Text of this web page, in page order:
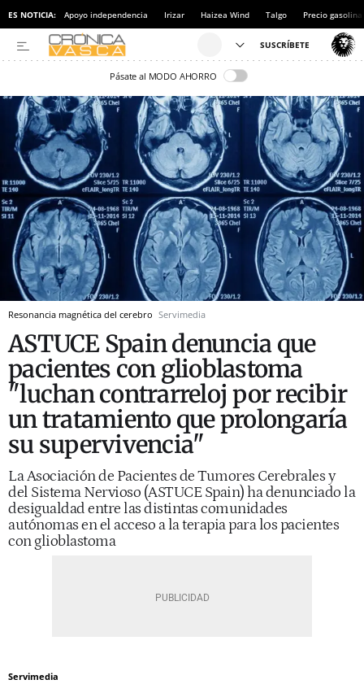
ES NOTICIA: Apoyo independencia Irizar Haizea Wind Talgo Precio gasolina
Pásate al MODO AHORRO
Resonancia magnética del cerebro Servimedia
ASTUCE Spain denuncia que
pacientes con glioblastoma
"luchan contrarreloj por recibir
un tratamiento que prolongaría
su supervivencia"
La Asociación de Pacientes de Tumores Cerebrales y
del Sistema Nervioso (ASTUCE Spain) ha denunciado la
desigualdad entre las distintas comunidades
autónomas en el acceso a la terapia para los pacientes
con glioblastoma
Servimedia